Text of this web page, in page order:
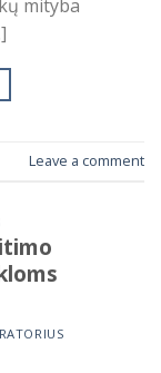
mityba
Leave a comment